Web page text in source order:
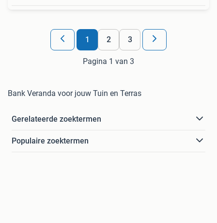
1 2 3
Pagina 1 van 3
Bank Veranda voor jouw Tuin en Terras
Gerelateerde zoektermen
Populaire zoektermen